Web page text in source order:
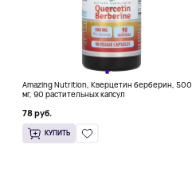
Amazing Nutrition, Кверцетин берберин, 500
мг, 90 растительных капсул
78 руб.
КУПИТЬ